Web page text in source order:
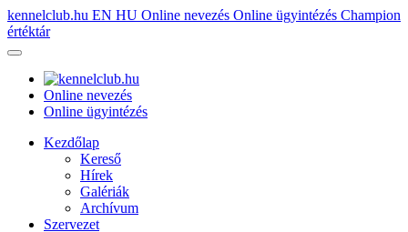
kennelclub.hu EN HU Online nevezés Online ügyintézés Champion
értéktár
Online nevezés
Online ügyintézés
Kezdőlap
Kereső
Hírek
Galériák
Archívum
Szervezet